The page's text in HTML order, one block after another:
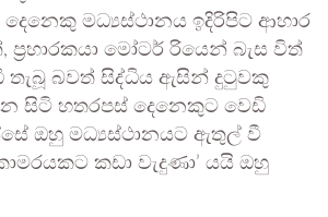
මධ්‍යස්ථානය ඉදිරිපිට ආහාර
මෝටර් රියෙන් බැස විත්
තැබූ බවත් සිද්ධිය ඇසින් දුටුවකු
සිටි හතරපස් දෙනෙකුට වෙඩි
ඔහු මධ්‍යස්ථානයට ඇතුල් වී
කඩා වැදුණා’ යයි ඔහු